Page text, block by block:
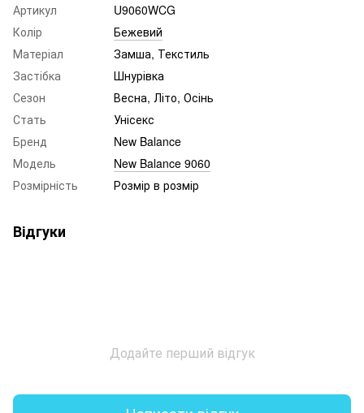
Артикул
U9060WCG
Колір
Бежевий
Матеріал
Замша, Текстиль
Застібка
Шнурівка
Сезон
Весна, Літо, Осінь
Стать
Унісекс
Бренд
New Balance
Модель
New Balance 9060
Розмірність
Розмір в розмір
Відгуки
Додайте перший відгук